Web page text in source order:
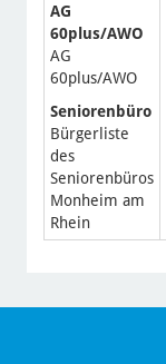
AG
60plus/AWO
AG
60plus/AWO
Seniorenbüro
Bürgerliste
des
Seniorenbüros
Monheim am
Rhein